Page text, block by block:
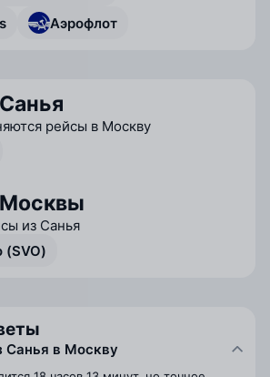
Аэрофлот
рейсы в Москву
из Санья
(SVO)
Санья в Москву